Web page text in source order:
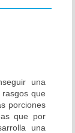
una
que
porciones
que por
una